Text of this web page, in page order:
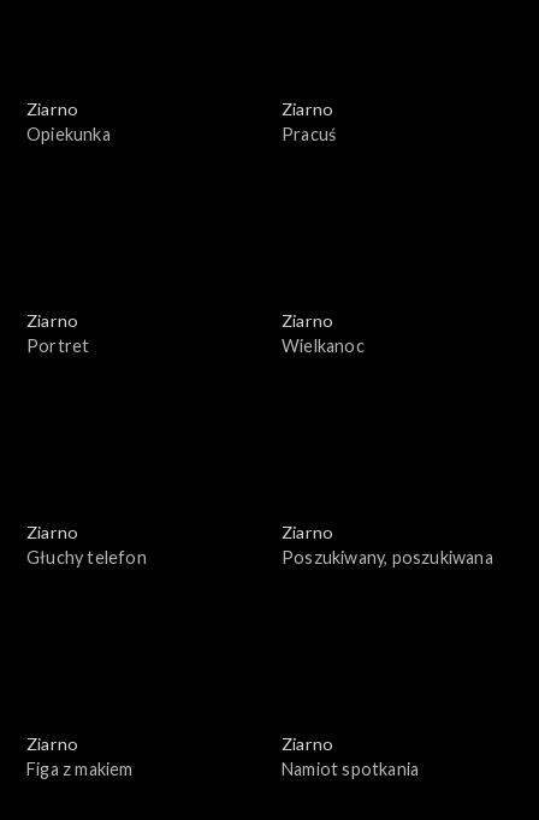
Ziarno
Opiekunka
Ziarno
Pracuś
Ziarno
Portret
Ziarno
Wielkanoc
Ziarno
Głuchy telefon
Ziarno
Poszukiwany, poszukiwana
Ziarno
Figa z makiem
Ziarno
Namiot spotkania